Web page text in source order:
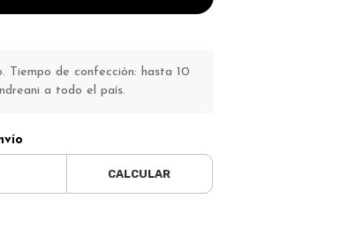
Tiempo de confección: hasta 10
a todo el país.
CALCULAR